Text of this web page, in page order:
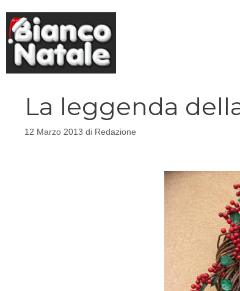
contenuto
La leggenda
12 Marzo 2013 di Redazione